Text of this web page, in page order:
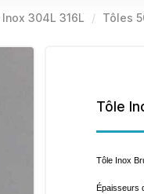
304L 316L Tôles
Tôle
Tôle Inox
Épaisseurs